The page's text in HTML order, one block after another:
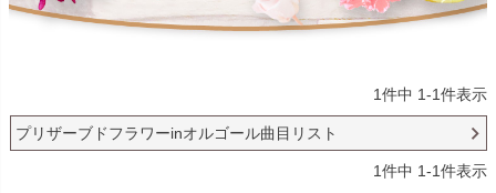
1件中 1-1件表示
プリザーブドフラワーinオルゴール曲目リスト
1件中 1-1件表示